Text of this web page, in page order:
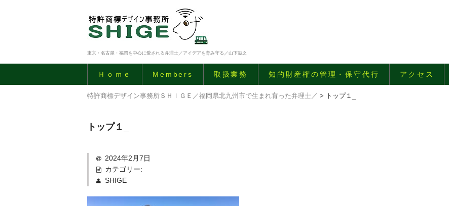
東京・名古屋・福岡を中心に愛される弁理士／アイデアを育み守る／山下滋之
Ｈｏｍｅ Members 取扱業務 知的財産権の管理・保守代行 アクセス
特許商標デザイン事務所ＳＨＩＧＥ／福岡県北九州市で生まれ育った弁理士／ > トップ１_
トップ１_
2024年2月7日
カテゴリー:
SHIGE